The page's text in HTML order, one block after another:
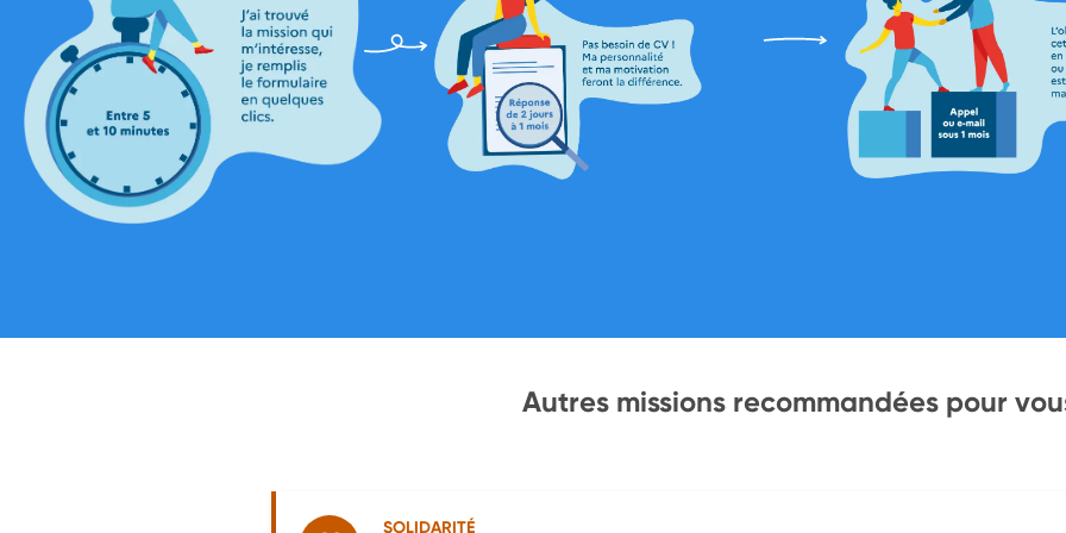
Autres missions recommandées pour
SOLIDARITÉ